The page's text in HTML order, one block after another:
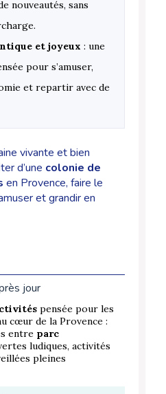
nouveautés, sans
et joyeux : une
pour s’amuser,
et repartir avec de
vivante et bien
d’une colonie de
en Provence, faire le
et grandir en
jour
pensée pour les
cœur de la Provence :
entre parc
ludiques, activités
pleines